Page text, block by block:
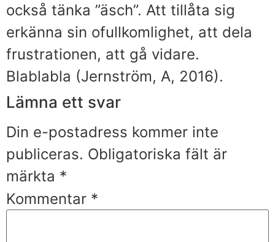
också tänka ”äsch”. Att tillåta sig
erkänna sin ofullkomlighet, att dela
frustrationen, att gå vidare.
Blablabla (Jernström, A, 2016).
Lämna ett svar
Din e-postadress kommer inte
publiceras. Obligatoriska fält är
märkta *
Kommentar *